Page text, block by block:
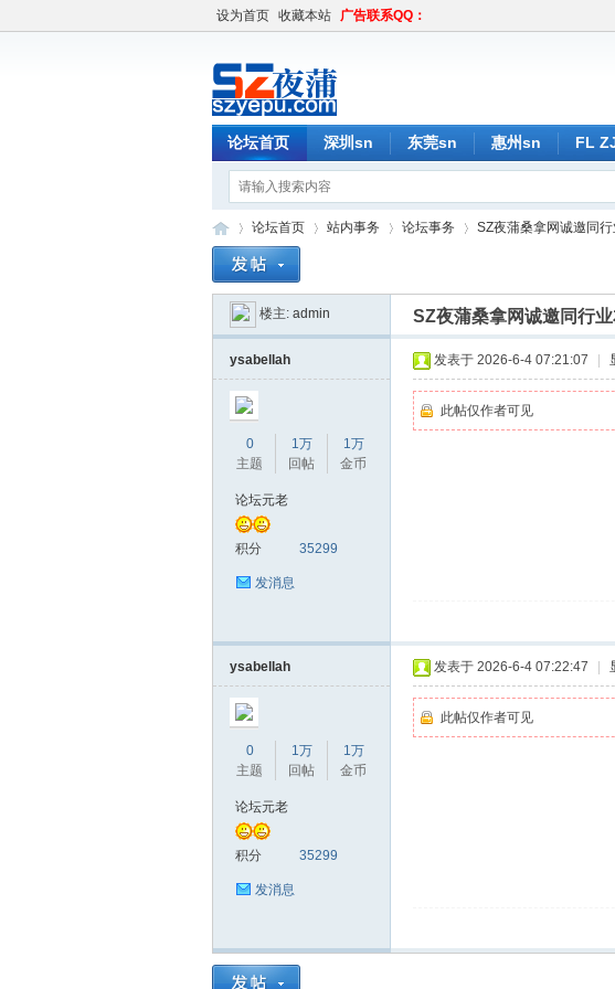
设为首页 收藏本站 广告联系QQ：
论坛首页 深圳sn 东莞sn 惠州sn FL
»
论坛首页
›
站内事务 论坛事务
›
SZ夜蒲桑拿网诚邀同
楼主: admin SZ夜蒲桑拿网诚邀同行
ysabellah
0
主题
1万
回帖
1万
金币
论坛元老
积分 35299
发消息
发表于 2026-6-4 07:21:07
此帖仅作者可见
ysabellah
0
主题
1万
回帖
1万
金币
论坛元老
积分 35299
发消息
发表于 2026-6-4 07:22:47
此帖仅作者可见